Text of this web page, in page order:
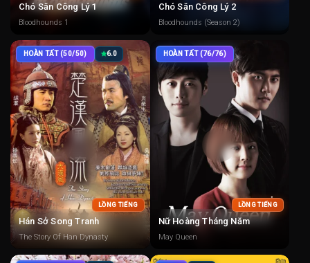
Chó Săn Công Lý 1
Bloodhounds 1
Chó Săn Công Lý 2
Bloodhounds (Season 2)
HOÀN TẤT (50/50) 6.0
LỒNG TIẾNG
Hán Sở Song Tranh
The Story Of Han Dynasty
HOÀN TẤT (76/76)
LỒNG TIẾNG
Nữ Hoàng Tháng Năm
May Queen